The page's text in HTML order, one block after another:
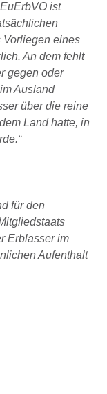
ist
Vorliegen eines
An dem fehlt
gegen oder
Ausland
über die reine
Land hatte, in
für den
Erblasser im
Aufenthalt